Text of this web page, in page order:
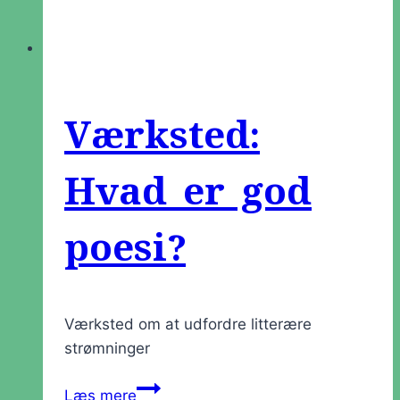
Værksted:
Hvad er god
poesi?
Værksted om at udfordre litterære
strømninger
Læs mereVærksted: